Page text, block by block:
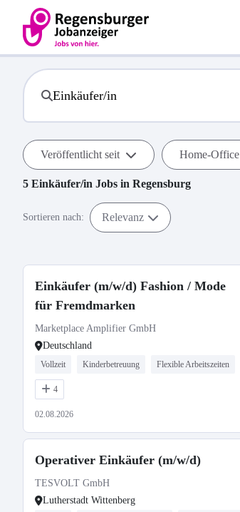
Veröffentlicht seit Home-Office
5 Einkäufer/in Jobs in Regensburg
Sortieren nach: Relevanz
Einkäufer (m/w/d) Fashion / Mode
für Fremdmarken
Marketplace Amplifier GmbH
Deutschland
Vollzeit Kinderbetreuung Flexible Arbeitszeiten
4
02.08.2026
Operativer Einkäufer (m/w/d)
TESVOLT GmbH
Lutherstadt Wittenberg